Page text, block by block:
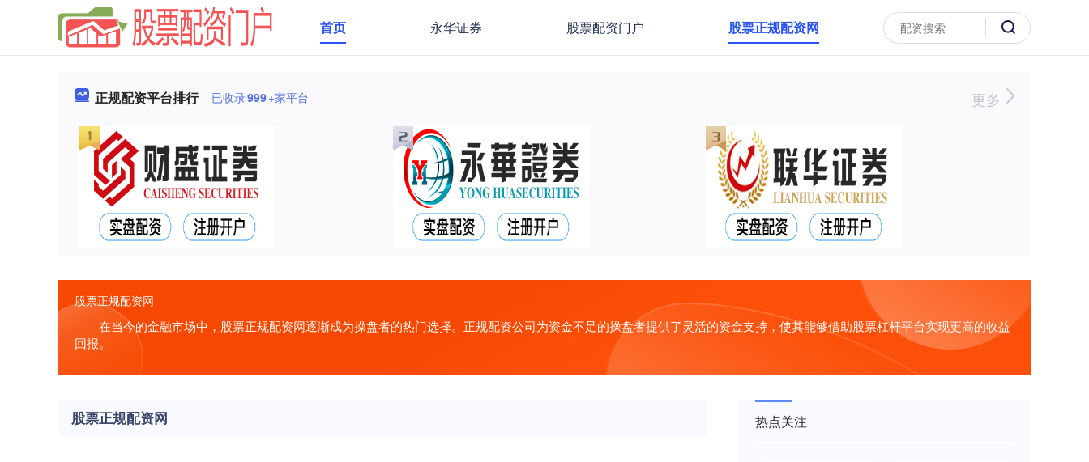
首页 永华证券 股票配资门户 股票正规配资网
正规配资平台排行 已收录999+家平台 更多
股票正规配资网
在当今的金融市场中，股票正规配资网逐渐成为操盘者的热门选择。正规配资公司为资金不足的操盘者提供了灵活的资金支持，使其能够借助股票杠杆平台实现更高的收益
回报。
股票正规配资网 热点关注